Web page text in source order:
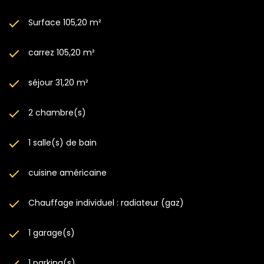
Surface 105,20 m²
carrez 105,20 m²
séjour 31,20 m²
2 chambre(s)
1 salle(s) de bain
cuisine américaine
Chauffage individuel : radiateur (gaz)
1 garage(s)